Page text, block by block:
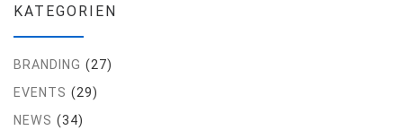
KATEGORIEN
BRANDING (27)
EVENTS (29)
NEWS (34)